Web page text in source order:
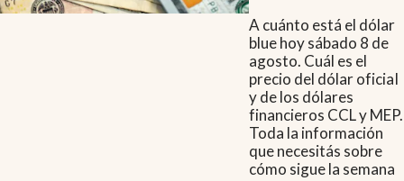
A cuánto está el dólar
blue hoy sábado 8 de
agosto. Cuál es el
precio del dólar oficial
y de los dólares
financieros CCL y MEP.
Toda la información
que necesitás sobre
cómo sigue la semana